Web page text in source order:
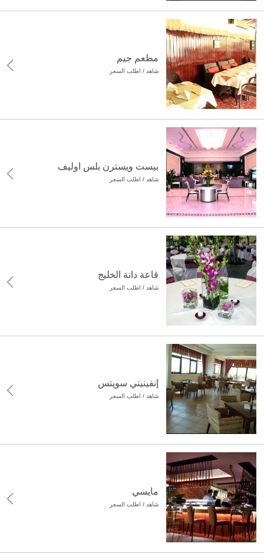
مطعم جيم
شاهد / اطلب السعر
بيست ويسترن بلس اوليف
شاهد / اطلب السعر
قاعة دانة الخليج
شاهد / اطلب السعر
إنفينيتي سويتس
شاهد / اطلب السعر
مايسي
شاهد / اطلب السعر